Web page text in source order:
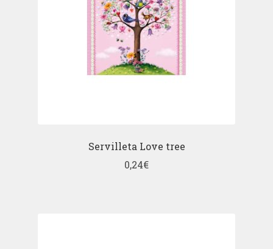
Servilleta Love tree
0,24€